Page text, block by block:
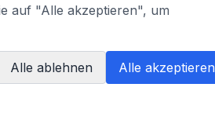
auf "Alle akzeptieren", um
Alle ablehnen Alle akzeptieren